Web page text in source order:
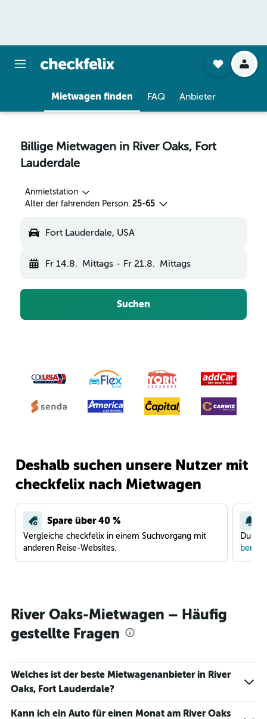
Mietwagen finden FAQ Anbieter
Billige Mietwagen in River Oaks, Fort
Lauderdale
Anmietstation
Alter der fahrenden Person: 25-65
Fort Lauderdale, USA
Fr 14.8. Mittags - Fr 21.8. Mittags
Suchen
Deshalb suchen unsere Nutzer mit
checkfelix nach Mietwagen
Spare über 40 %
Vergleiche checkfelix in einem Suchvorgang mit
anderen Reise-Websites.
Du
River Oaks-Mietwagen – Häufig
gestellte Fragen
Welches ist der beste Mietwagenanbieter in River
Oaks, Fort Lauderdale?
Kann ich ein Auto für einen Monat am River Oaks